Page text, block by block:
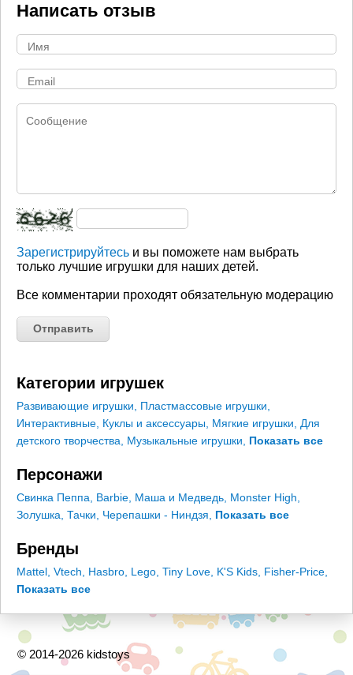
Написать отзыв
Зарегистрируйтесь и вы поможете нам выбрать
только лучшие игрушки для наших детей.
Все комментарии проходят обязательную модерацию
Категории игрушек
Развивающие игрушки Пластмассовые игрушки
Интерактивные Куклы и аксессуары Мягкие игрушки
Для
детского творчества
Музыкальные игрушки Показать все
Персонажи
Свинка Пеппа Barbie Маша и Медведь Monster High
Золушка Тачки Черепашки - Ниндзя Показать все
Бренды
Mattel Vtech Hasbro Lego Tiny Love K'S Kids Fisher-Price
Показать все
© 2014-2026 kidstoys